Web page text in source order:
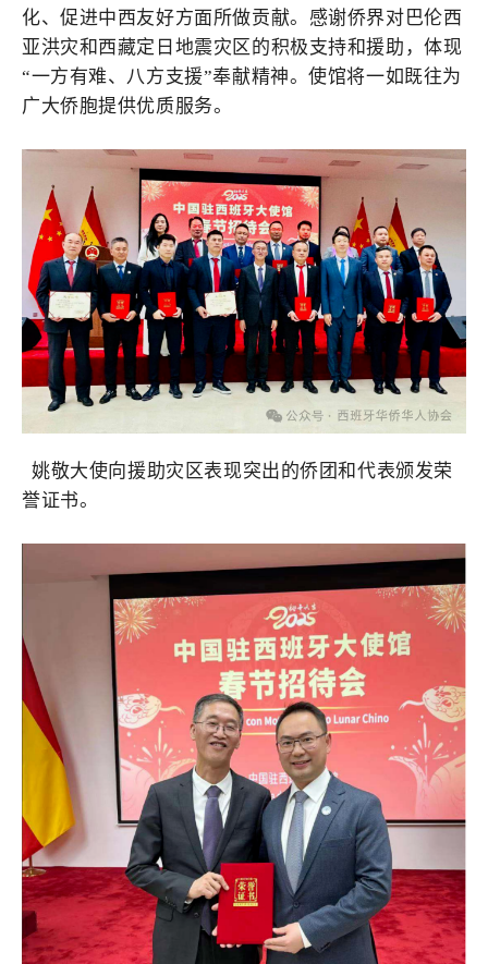
化、促进中西友好方面所做贡献。感谢侨界对巴伦西
亚洪灾和西藏定日地震灾区的积极支持和援助，体现
“一方有难、八方支援”奉献精神。使馆将一如既往为
广大侨胞提供优质服务。
姚敬大使向援助灾区表现突出的侨团和代表颁发荣
誉证书。